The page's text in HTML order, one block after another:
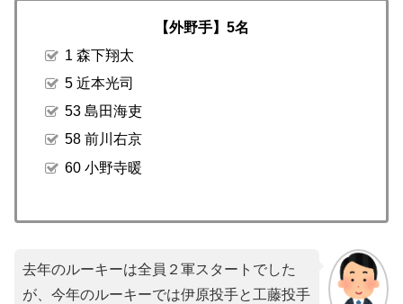
【外野手】5名
1 森下翔太
5 近本光司
53 島田海吏
58 前川右京
60 小野寺暖
去年のルーキーは全員２軍スタートでした
が、今年のルーキーでは伊原投手と工藤投手